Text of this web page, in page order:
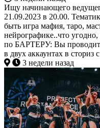
Ищу начинающего
21.09.2023 в 20.00.
быть игра мафия, таро,
нейрографике..что
по БАРТЕРУ: Вы
в двух аккаунтах в сториз
3 недели назад